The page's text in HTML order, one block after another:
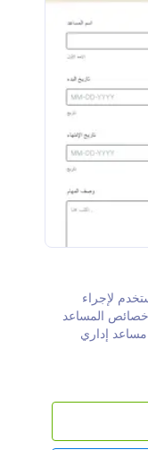
لإجراء
خصائص المساعد
مساعد إداري
مساعد
مع
أداة السحب
وتنويع
التي تبحث عنها،